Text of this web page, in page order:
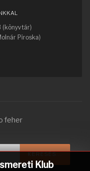
Klub
(könyvtár)
Piroska)